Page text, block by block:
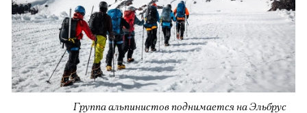
Группа альпинистов поднимается на Эльбрус